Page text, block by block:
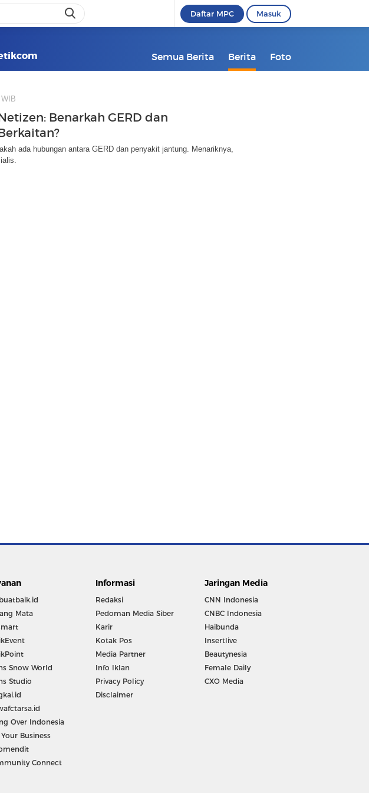
Daftar MPC Masuk
Semua Berita Berita Foto
Benarkah GERD dan
ada hubungan antara GERD dan penyakit jantung. Menariknya,
Mata
Snow World
Studio
Over Indonesia
Business
Connect
Informasi
Redaksi
Pedoman Media Siber
Karir
Kotak Pos
Media Partner
Info Iklan
Privacy Policy
Disclaimer
Jaringan Media
CNN Indonesia
CNBC Indonesia
Haibunda
Insertlive
Beautynesia
Female Daily
CXO Media